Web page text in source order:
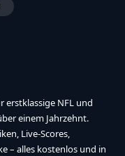
erstklassige NFL und
einem Jahrzehnt.
Live-Scores,
– alles kostenlos und in